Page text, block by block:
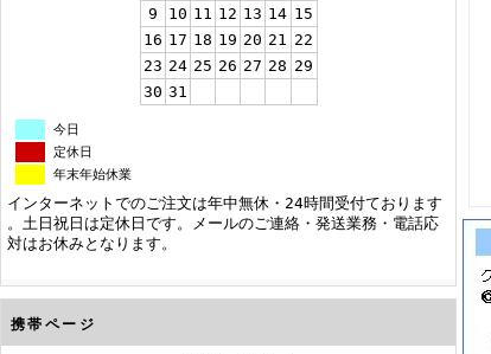
9
10 11 12 13 14 15
16 17 18 19 20 21 22
23 24 25 26 27 28 29
30 31
今日
定休日
年末年始休業
インターネットでのご注文は年中無休・24時間受付ております
。土日祝日は定休日です。メールのご連絡・発送業務・電話応
対はお休みとなります。
携帯ページ